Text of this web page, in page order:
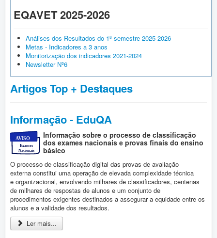
Entrada
Doc. Orientadores
Plano de Inovação 2022
Diversos
EQAVET 2025-2026
Análises dos Resultados do 1º semestre 2025-2026
Metas - Indicadores a 3 anos
Monitorização dos indicadores 2021-2024
Newsletter Nº6
Artigos Top + Destaques
Informação - EduQA
Informação sobre o processo de classificação
dos exames nacionais e provas finais do ensino
básico
O processo de classificação digital das provas de avaliação
externa constitui uma operação de elevada complexidade técnica
e organizacional, envolvendo milhares de classificadores, centenas
de milhares de respostas de alunos e um conjunto de
procedimentos exigentes destinados a assegurar a equidade entre os
alunos e a validade dos resultados.
Ler mais...